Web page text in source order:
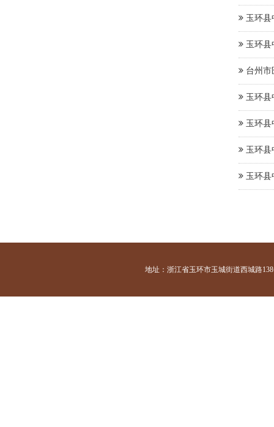
玉环县
玉环县
台州市
玉环县
玉环县
玉环县
玉环县
地址：浙江省玉环市玉城街道西城路